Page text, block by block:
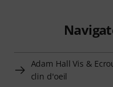
Adam Hall Vis &
clin d'oeil